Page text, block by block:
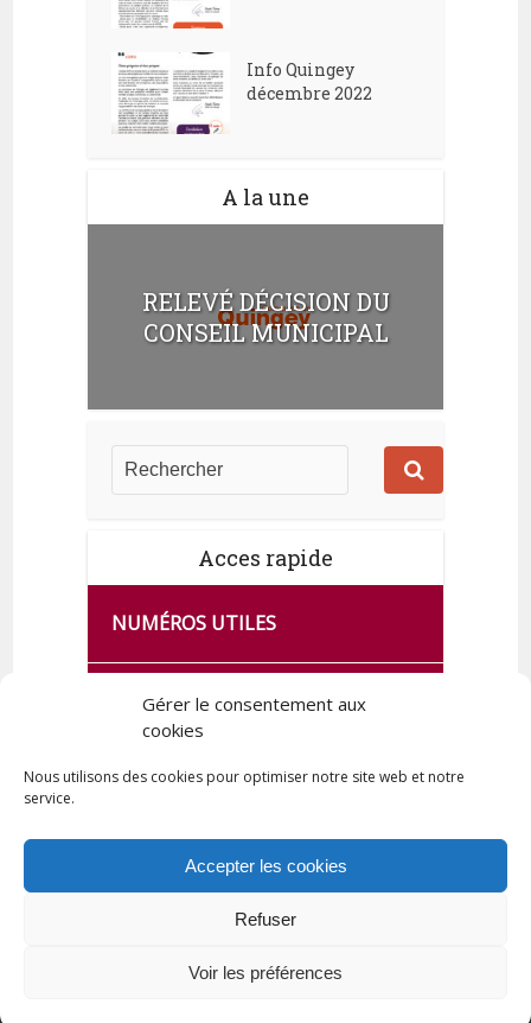
Gérer le consentement aux
cookies
Nous utilisons des cookies pour optimiser notre site web et notre
service.
Accepter les cookies
Refuser
Voir les préférences
Info Quingey
décembre 2022
A la une
RELEVÉ DÉCISION DU
CONSEIL MUNICIPAL
Acces rapide
NUMÉROS UTILES
CA SE PASSE À FRANCE SERVICES
DE QUINGEY
Tous droits réservés © 2023 Commune de Quingey / Création -